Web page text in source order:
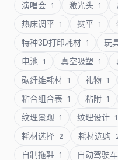
演唱会 1 激光头 1
热床调平 1 熨平 1
特种3D打印耗材 1 玩
电池 1 真空吸塑 1
碳纤维耗材 1 礼物 1
粘合组合表 1 粘附 1
纹理景观 1 纹理设计 1
耗材选择 2 耗材选购
自制拖鞋 1 自动驾驶车